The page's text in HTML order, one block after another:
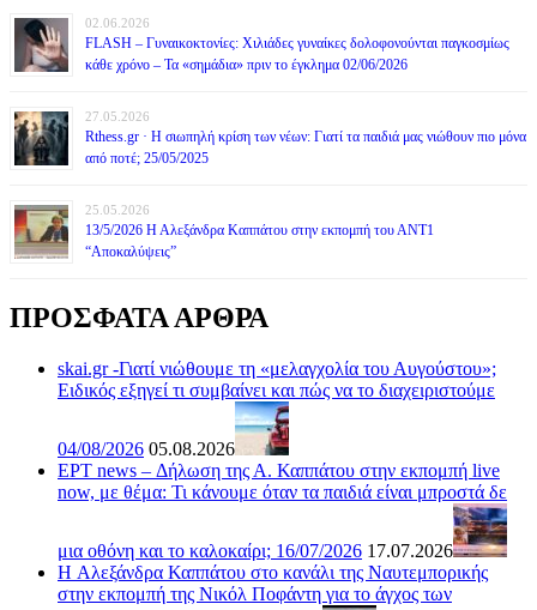
02.06.2026
FLASH – Γυναικοκτονίες: Χιλιάδες γυναίκες δολοφονούνται παγκοσμίως
κάθε χρόνο – Τα «σημάδια» πριν το έγκλημα 02/06/2026
27.05.2026
Rthess.gr · Η σιωπηλή κρίση των νέων: Γιατί τα παιδιά μας νιώθουν πιο μόνα
από ποτέ; 25/05/2025
25.05.2026
13/5/2026 Η Αλεξάνδρα Καππάτου στην εκπομπή του ΑΝΤ1
“Αποκαλύψεις”
ΠΡΟΣΦΑΤΑ ΑΡΘΡΑ
skai.gr -Γιατί νιώθουμε τη «μελαγχολία του Αυγούστου»;
Ειδικός εξηγεί τι συμβαίνει και πώς να το διαχειριστούμε
04/08/2026 05.08.2026
ΕΡΤ news – Δήλωση της Α. Καππάτου στην εκπομπή live
now, με θέμα: Τι κάνουμε όταν τα παιδιά είναι μπροστά δε
μια οθόνη και το καλοκαίρι; 16/07/2026 17.07.2026
H Αλεξάνδρα Καππάτου στο κανάλι της Ναυτεμπορικής
στην εκπομπή της Νικόλ Ποφάντη για το άγχος των